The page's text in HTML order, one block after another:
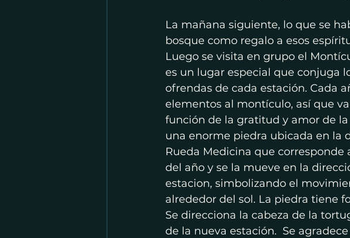
La mañana siguiente, lo que se
bosque como regalo a esos
Luego se visita en grupo el
es un lugar especial que conjuga
ofrendas de cada estación. Cada
elementos al montículo, así que
función de la gratitud y amor de
una enorme piedra ubicada en la
Rueda Medicina que corresponde
del año y se la mueve en la
estacion, simbolizando el
alrededor del sol. La piedra tiene
Se direcciona la cabeza de la
de la nueva estación.  Se